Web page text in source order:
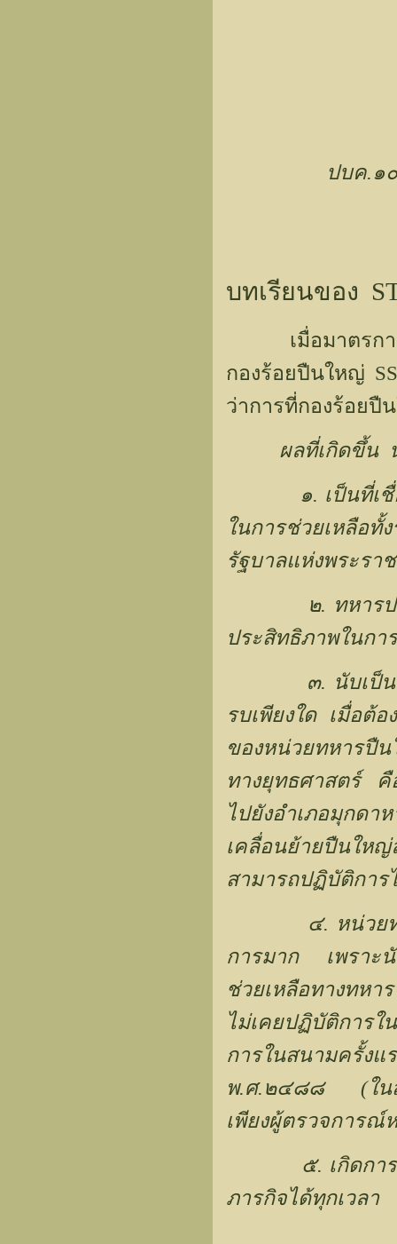
ปบค.๑
บทเรียนของ
เมื่อมาตรการ
กองร้อยปืนใหญ่
ว่าการที่กองร้อยปื
ผลที่เกิดขึ้น
๑. เป็นที่เชื่อถือ
ในการช่วยเหลือ
รัฐบาลแห่งพระรา
๒. ทหารประเ
ประสิทธิภาพในกา
๓. นับเป็นการ
รบเพียงใด เมื่อต้
ของหน่วยทหารปื
ทางยุทธศาสตร์ คื
ไปยังอำเภอมุกด
เคลื่อนย้ายปืนใ
สามารถปฏิบัติกา
๔. หน่วยทหาร
การมาก เพราะนั
ช่วยเหลือทางทห
ไม่เคยปฏิบัติการใ
การในสนามครั้ง
พ.ศ.๒๔๘๘ (ในส
เพียงผู้ตรวจการ
๕. เกิดการตื่น
ภารกิจได้ทุกเวลา